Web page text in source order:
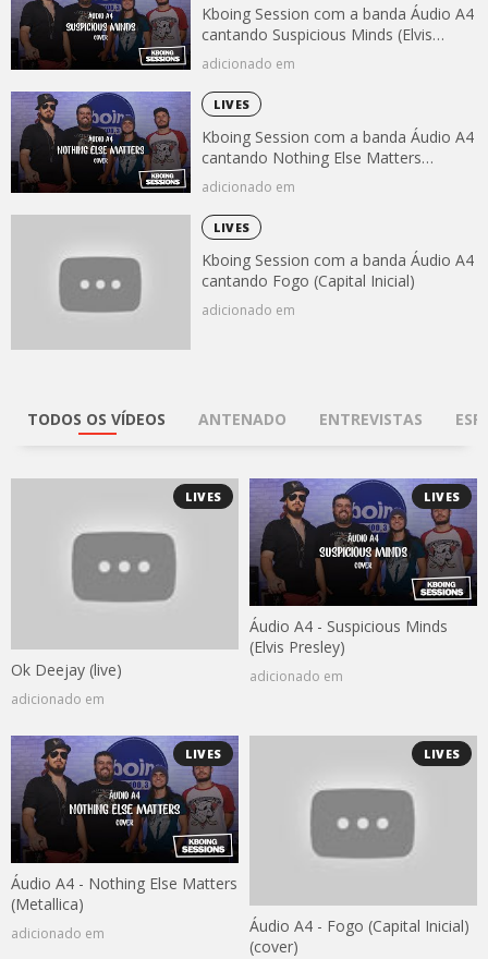
Kboing Session com a banda Áudio A4
cantando Suspicious Minds (Elvis
Presley)
adicionado em
LIVES
Kboing Session com a banda Áudio A4
cantando Nothing Else Matters
(Metallica)
adicionado em
LIVES
Kboing Session com a banda Áudio A4
cantando Fogo (Capital Inicial)
adicionado em
TODOS OS VÍDEOS ANTENADO ENTREVISTAS
LIVES
Ok Deejay (live)
adicionado em
LIVES
Áudio A4 - Suspicious Minds
(Elvis Presley)
adicionado em
LIVES
Áudio A4 - Nothing Else Matters
(Metallica)
adicionado em
LIVES
Áudio A4 - Fogo (Capital Inicial)
(cover)